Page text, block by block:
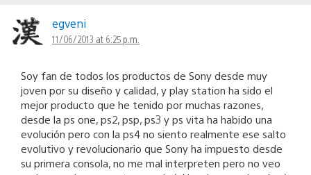
egveni
11/06/2013 at 6:25 p.m.
Soy fan de todos los productos de Sony desde muy
joven por su diseño y calidad, y play station ha sido el
mejor producto que he tenido por muchas razones,
desde la ps one, ps2, psp, ps3 y ps vita ha habido una
evolución pero con la ps4 no siento realmente ese salto
evolutivo y revolucionario que Sony ha impuesto desde
su primera consola, no me mal interpreten pero no veo